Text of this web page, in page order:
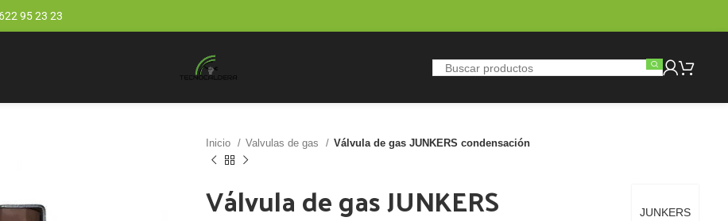
622 95 23 23
Inicio Valvulas de gas Válvula de gas JUNKERS condensación
JUNKERS
Válvula de gas JUNKERS